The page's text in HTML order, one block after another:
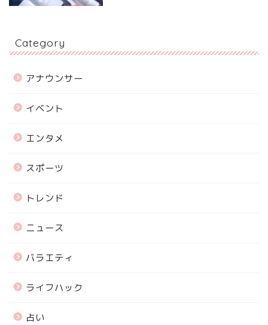
Category
アナウンサー
イベント
エンタメ
スポーツ
トレンド
ニュース
バラエティ
ライフハック
占い